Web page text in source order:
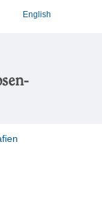
English